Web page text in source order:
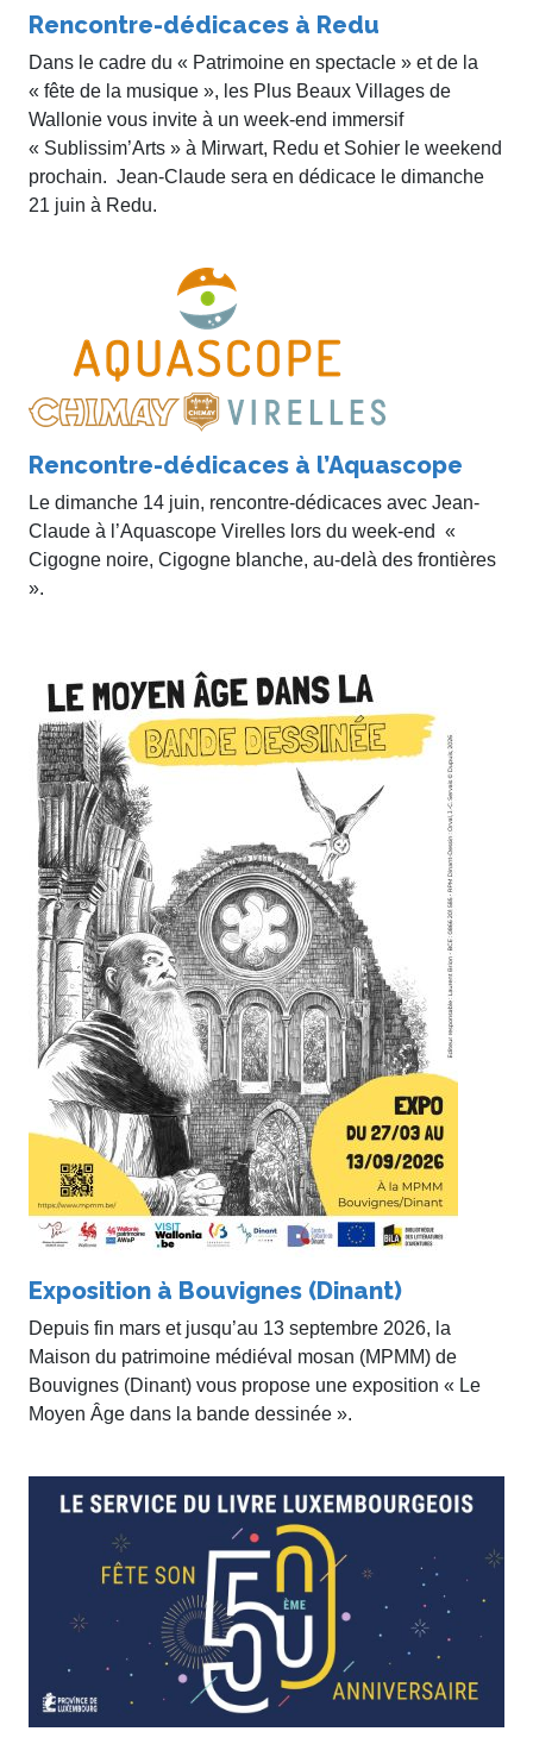
Rencontre-dédicaces à Redu
Dans le cadre du « Patrimoine en spectacle » et de la
« fête de la musique », les Plus Beaux Villages de
Wallonie vous invite à un week-end immersif
« Sublissim’Arts » à Mirwart, Redu et Sohier le weekend
prochain. Jean-Claude sera en dédicace le dimanche
21 juin à Redu.
Rencontre-dédicaces à l’Aquascope
Le dimanche 14 juin, rencontre-dédicaces avec Jean-
Claude à l’Aquascope Virelles lors du week-end «
Cigogne noire, Cigogne blanche, au-delà des frontières
».
Exposition à Bouvignes (Dinant)
Depuis fin mars et jusqu’au 13 septembre 2026, la
Maison du patrimoine médiéval mosan (MPMM) de
Bouvignes (Dinant) vous propose une exposition « Le
Moyen Âge dans la bande dessinée ».